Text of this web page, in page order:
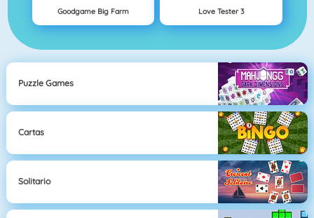
Goodgame Big Farm Love Tester 3
Puzzle Games
Cartas
Solitario